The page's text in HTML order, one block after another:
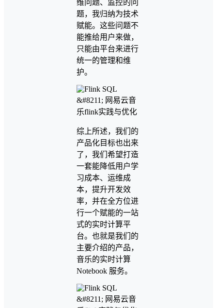
维问题、监控的问
题，我归纳为技术
赋能。这些问题不
能推给用户来做，
只能由平台来进行
统一的管理和维
护。
综上所述，我们的
产品化目标也出来
了，我们希望打造
一套能降低用户学
习成本、运维成
本，提升开发效
率，并在全方位进
行一个赋能的一站
式的实时计算平
台。也就是我们的
主要介绍的产品，
音乐的实时计算
Notebook 服务。